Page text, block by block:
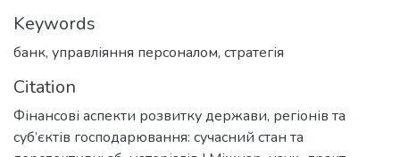
Keywords
банк, управліяння персоналом, стратегія
Citation
Фінансові аспекти розвитку держави, регіонів та
суб’єктів господарювання: сучасний стан та